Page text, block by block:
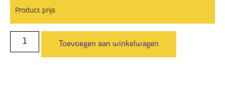
Product prijs
Toevoegen aan winkelwagen